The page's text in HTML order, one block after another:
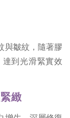
與皺紋，隨著膠
到光滑緊實效
緻